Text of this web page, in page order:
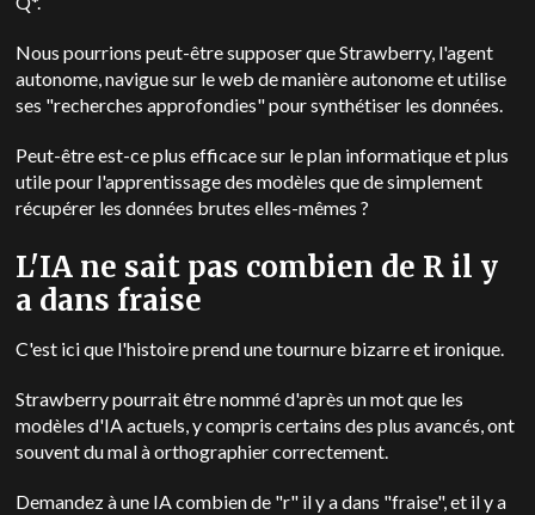
Nous pourrions peut-être supposer que Strawberry, l'agent
autonome, navigue sur le web de manière autonome et utilise
ses "recherches approfondies" pour synthétiser les données.
Peut-être est-ce plus efficace sur le plan informatique et plus
utile pour l'apprentissage des modèles que de simplement
récupérer les données brutes elles-mêmes ?
L'IA ne sait pas combien de R il y
a dans fraise
C'est ici que l'histoire prend une tournure bizarre et ironique.
Strawberry pourrait être nommé d'après un mot que les
modèles d'IA actuels, y compris certains des plus avancés, ont
souvent du mal à orthographier correctement.
Demandez à une IA combien de "r" il y a dans "fraise", et il y a